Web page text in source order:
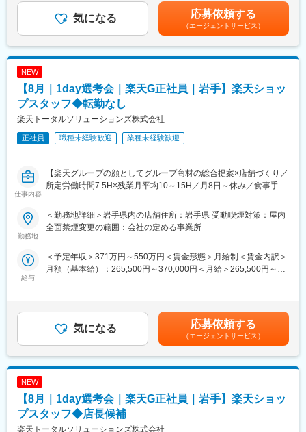
・未経験の方も歓迎！充実した研修制度あり
【選考会の概要】
・形式： Web開催（事前に企業セミナー動画をご視聴いただきま
す）
【開催日時】
8/6 (木) 17:00～20:00
8/13 (木) 17:00～20:00
8/18 (火) 17:00～20:00
8/20 (木) 17:00～20:00
※ご応募時、参加可能日時をお知らせください。
・新規契約・機種変更の受付および提案
・料金プラン、楽天ポイント活用、楽天カード、各種サービスの
・スマホの初期設定・データ移行サポート
・問い合わせ対応
・店舗会議・研修への参加
・キャンペーン企画など、集客に向けた取り組み
■キャリアパス：
へステップアップが可能です。RSV経験後はマネジメントや本部
への異動の道もあり、長期的にキャリア形成ができます。まずは
入社後1年で店長昇格を目指していただきます。
ます。月給(月額)は固定手当を含めた表記です。
気になる 応募依頼する
（エージェントサービス）
NEW
【8月｜1day選考会｜楽天G正社員｜岩手】楽天ショッ
プスタッフ◆転勤なし
楽天トータルソリューションズ株式会社
正社員 職種未経験歓迎 業種未経験歓迎
仕事内容
【楽天グループの顔としてグループ商材の総合提案×店舗づくり／
所定労働時間7.5H×残業月平均10～15H／月8日～休み／食事手当
楽天モバイルショップに来店されるお客様へ、スマートフォン・
料金プラン・楽天カード・楽天市場・楽天ポイントなど、楽天経
活をより豊かにするトータルサポートを行うポジションです。
・未経験の方も歓迎！充実した研修制度あり
【選考会の概要】
・形式： Web開催（事前に企業セミナー動画をご視聴いただきま
す）
【開催日時】
8/6 (木) 17:00～20:00
勤務地
＜勤務地詳細＞岩手県内の店舗住所：岩手県 受動喫煙対策：屋内
全面禁煙変更の範囲：会社の定める事業所
給与
＜予定年収＞371万円～550万円＜賃金形態＞月給制＜賃金内訳＞
月額（基本給）：265,500円～370,000円＜月給＞265,500円～
ます。月給(月額)は固定手当を含めた表記です。
気になる 応募依頼する
（エージェントサービス）
NEW
【8月｜1day選考会｜楽天G正社員｜岩手】楽天ショッ
プスタッフ◆店長候補
楽天トータルソリューションズ株式会社